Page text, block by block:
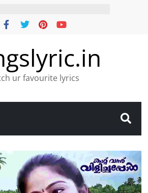
ur favourite lyrics